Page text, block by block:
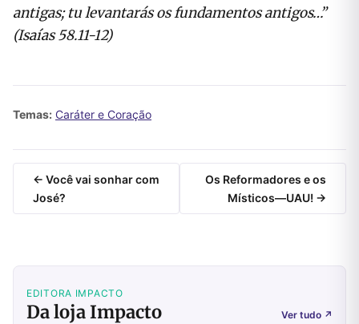
antigas; tu levantarás os fundamentos antigos…”
(Isaías 58.11-12)
Temas: Caráter e Coração
← Você vai sonhar com
José?
Os Reformadores e os
Místicos—UAU! →
EDITORA IMPACTO
Da loja Impacto Ver tudo ↗